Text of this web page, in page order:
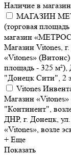
Наличие в
МАГАЗИН
(торговая
магазин
Магазин Vitones,
«Vitones»
площадь - 325
"Донецк Сити", 2
Vitones
Магазин
"Континент",
ДНР, г. Донецк,
«Vitones», возле
+ Еще
Показать